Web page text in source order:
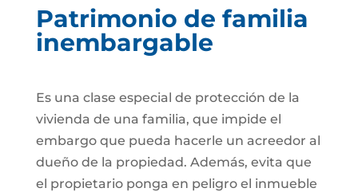
Patrimonio de familia
inembargable
Es una clase especial de protección de la
vivienda de una familia, que impide el
embargo que pueda hacerle un acreedor al
dueño de la propiedad. Además, evita que
el propietario ponga en peligro el inmueble